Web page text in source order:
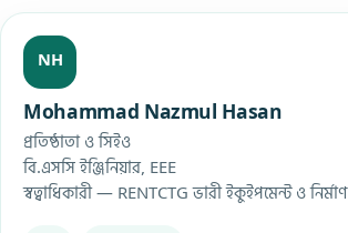
NH
Mohammad Nazmul Hasan
প্রতিষ্ঠাতা ও সিইও
বি.এসসি ইঞ্জিনিয়ার, EEE
স্বত্বাধিকারী — RENTCTG ভারী ইকুইপমেন্ট ও নির্মাণ